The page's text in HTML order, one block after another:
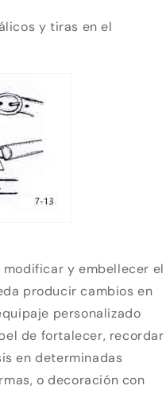
y tiras en el
modificar y embellecer el
producir cambios en
personalizado
de fortalecer, recordar
en determinadas
o decoración con